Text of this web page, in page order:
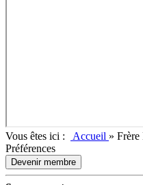
Vous êtes ici : Accueil » Frère
Préférences
Devenir membre